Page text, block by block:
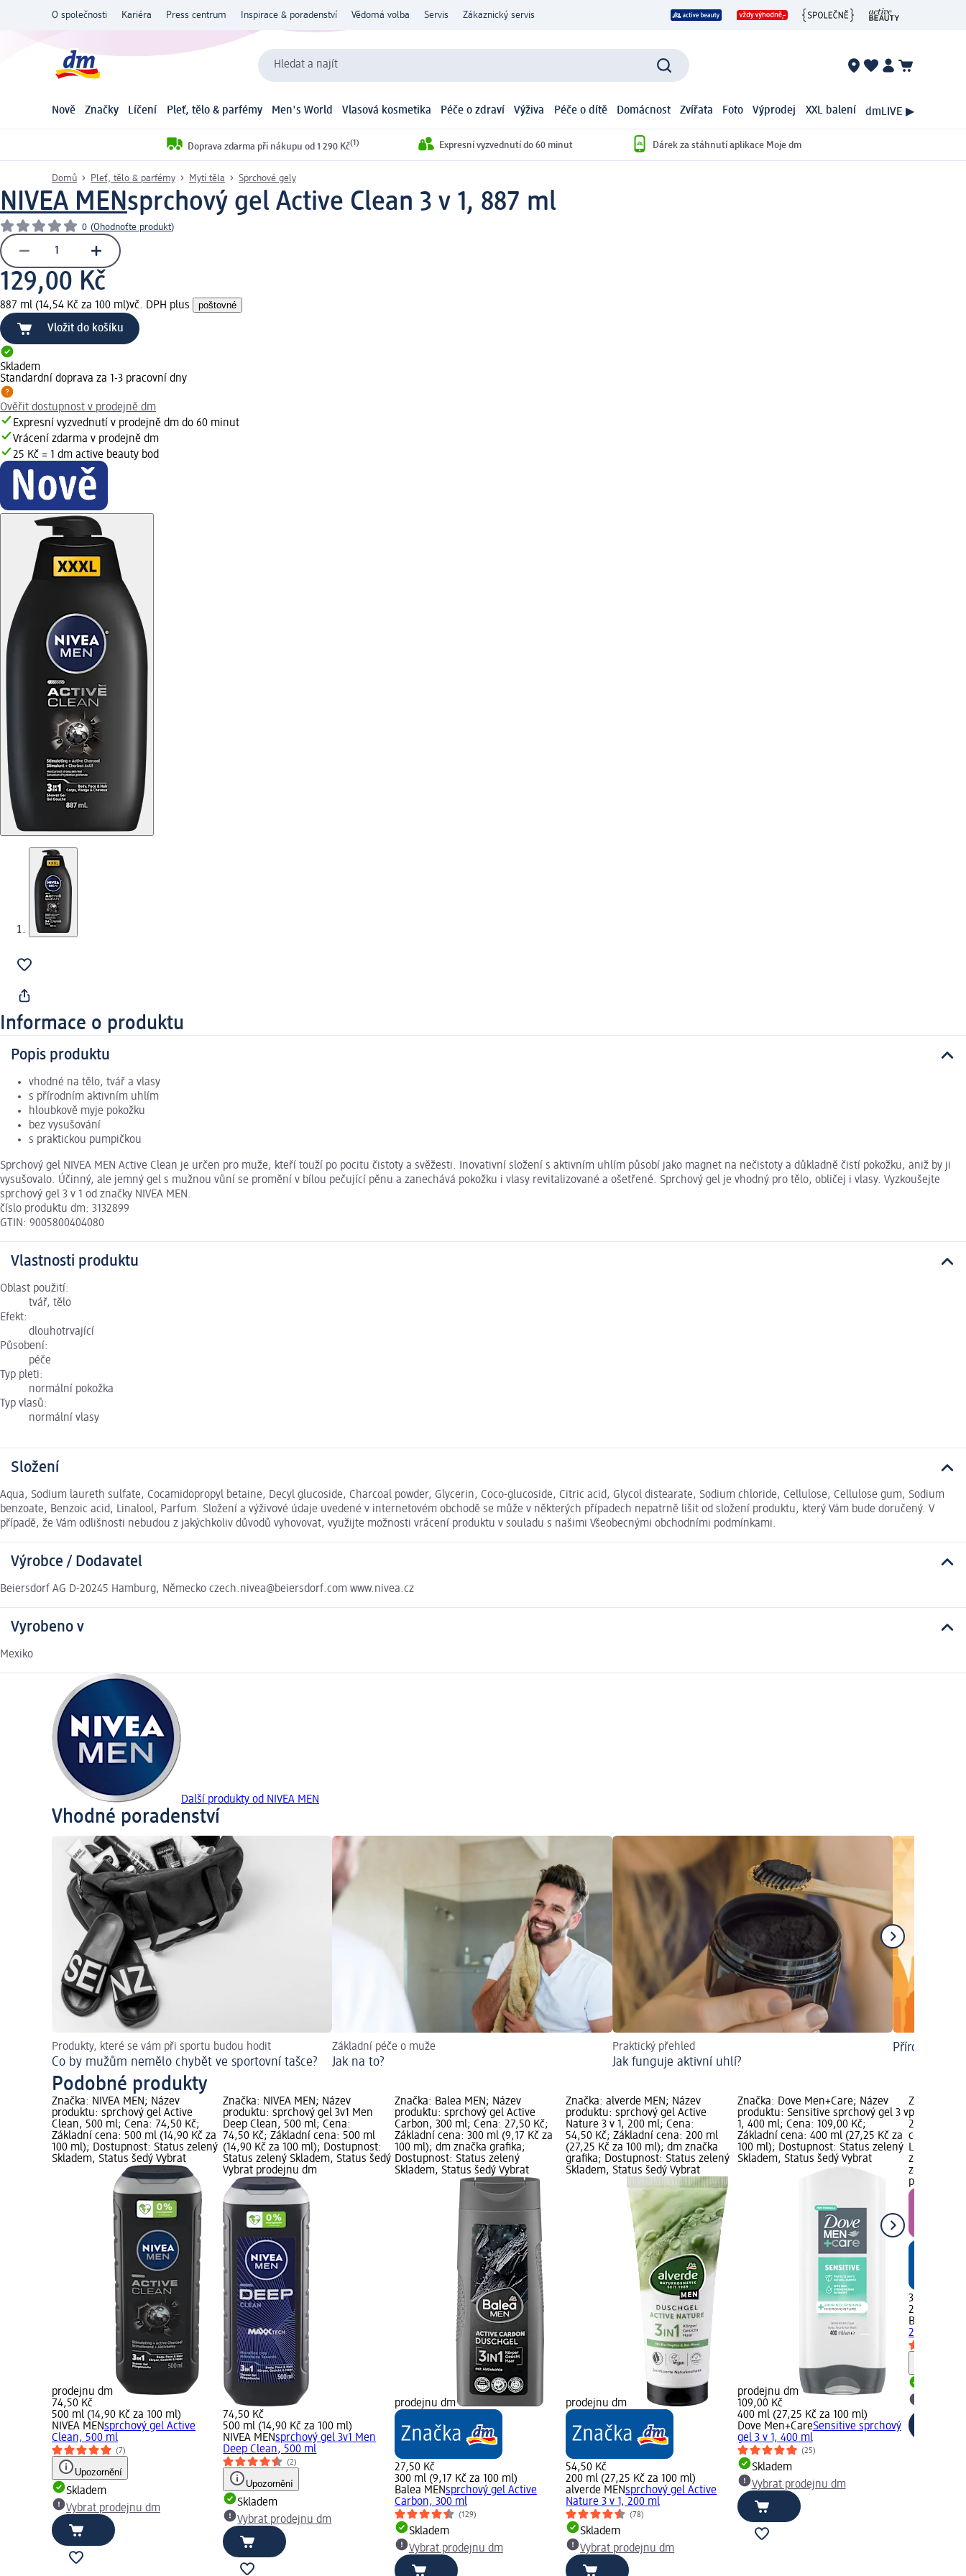
O společnosti Kariéra Press centrum Inspirace & poradenství Vědomá volba Servis Zákaznický servis
Hledat a najít
Nově Značky Líčení Pleť, tělo & parfémy Men's World Vlasová kosmetika Péče o zdraví Výživa Péče o dítě Domácnost Zvířata Foto Výprodej XXL balení dmLIVE ▶
Doprava zdarma při nákupu od 1 290 Kč(1) Expresní vyzvednutí do 60 minut Dárek za stáhnutí aplikace Moje dm
Domů Pleť, tělo & parfémy Mytí těla Sprchové gely
NIVEA MENsprchový gel Active Clean 3 v 1, 887 ml
0 (Ohodnoťte produkt)
129,00 Kč
887 ml (14,54 Kč za 100 ml)vč. DPH plus poštovné
Vložit do košíku
Skladem
Standardní doprava za 1-3 pracovní dny
Ověřit dostupnost v prodejně dm
Expresní vyzvednutí v prodejně dm do 60 minut
Vrácení zdarma v prodejně dm
25 Kč = 1 dm active beauty bod
Informace o produktu
Popis produktu
vhodné na tělo, tvář a vlasy
s přírodním aktivním uhlím
hloubkově myje pokožku
bez vysušování
s praktickou pumpičkou
Sprchový gel NIVEA MEN Active Clean je určen pro muže, kteří touží po pocitu čistoty a svěžesti. Inovativní složení s aktivním uhlím působí jako magnet na nečistoty a důkladně čistí pokožku, aniž by ji
vysušovalo. Účinný, ale jemný gel s mužnou vůní se promění v bílou pečující pěnu a zanechává pokožku i vlasy revitalizované a ošetřené. Sprchový gel je vhodný pro tělo, obličej i vlasy. Vyzkoušejte
sprchový gel 3 v 1 od značky NIVEA MEN.
číslo produktu dm: 3132899
GTIN: 9005800404080
Vlastnosti produktu
Oblast použití:
tvář, tělo
Efekt:
dlouhotrvající
Působení:
péče
Typ pleti:
normální pokožka
Typ vlasů:
normální vlasy
Složení
Aqua, Sodium laureth sulfate, Cocamidopropyl betaine, Decyl glucoside, Charcoal powder, Glycerin, Coco-glucoside, Citric acid, Glycol distearate, Sodium chloride, Cellulose, Cellulose gum, Sodium
benzoate, Benzoic acid, Linalool, Parfum. Složení a výživové údaje uvedené v internetovém obchodě se může v některých případech nepatrně lišit od složení produktu, který Vám bude doručený. V
případě, že Vám odlišnosti nebudou z jakýchkoliv důvodů vyhovovat, využijte možnosti vrácení produktu v souladu s našimi Všeobecnými obchodními podmínkami.
Výrobce / Dodavatel
Beiersdorf AG D-20245 Hamburg, Německo czech.nivea@beiersdorf.com www.nivea.cz
Vyrobeno v
Mexiko
Další produkty od NIVEA MEN
Vhodné poradenství
Produkty, které se vám při sportu budou hodit
Co by mužům nemělo chybět ve sportovní tašce?
Základní péče o muže
Jak na to?
Praktický přehled
Jak funguje aktivní uhlí?
Přírodní
Podobné produkty
Značka: NIVEA MEN; Název
produktu: sprchový gel Active
Clean, 500 ml; Cena: 74,50 Kč;
Základní cena: 500 ml (14,90 Kč za
100 ml); Dostupnost: Status zelený
Skladem, Status šedý Vybrat
prodejnu dm
74,50 Kč
500 ml (14,90 Kč za 100 ml)
NIVEA MENsprchový gel Active
Clean, 500 ml
(7)
Upozornění
Skladem
Vybrat prodejnu dm
Značka: NIVEA MEN; Název
produktu: sprchový gel 3v1 Men
Deep Clean, 500 ml; Cena:
74,50 Kč; Základní cena: 500 ml
(14,90 Kč za 100 ml); Dostupnost:
Status zelený Skladem, Status šedý
Vybrat prodejnu dm
74,50 Kč
500 ml (14,90 Kč za 100 ml)
NIVEA MENsprchový gel 3v1 Men
Deep Clean, 500 ml
(2)
Upozornění
Skladem
Vybrat prodejnu dm
Značka: Balea MEN; Název
produktu: sprchový gel Active
Carbon, 300 ml; Cena: 27,50 Kč;
Základní cena: 300 ml (9,17 Kč za
100 ml); dm značka grafika;
Dostupnost: Status zelený
Skladem, Status šedý Vybrat
prodejnu dm
27,50 Kč
300 ml (9,17 Kč za 100 ml)
Balea MENsprchový gel Active
Carbon, 300 ml
(129)
Skladem
Vybrat prodejnu dm
Značka: alverde MEN; Název
produktu: sprchový gel Active
Nature 3 v 1, 200 ml; Cena:
54,50 Kč; Základní cena: 200 ml
(27,25 Kč za 100 ml); dm značka
grafika; Dostupnost: Status zelený
Skladem, Status šedý Vybrat
prodejnu dm
54,50 Kč
200 ml (27,25 Kč za 100 ml)
alverde MENsprchový gel Active
Nature 3 v 1, 200 ml
(78)
Skladem
Vybrat prodejnu dm
Značka: Dove Men+Care; Název
produktu: Sensitive sprchový gel 3 v
1, 400 ml; Cena: 109,00 Kč;
Základní cena: 400 ml (27,25 Kč za
100 ml); Dostupnost: Status zelený
Skladem, Status šedý Vybrat
prodejnu dm
109,00 Kč
400 ml (27,25 Kč za 100 ml)
Dove Men+CareSensitive sprchový
gel 3 v 1, 400 ml
(25)
Skladem
Vybrat prodejnu dm
Značka:
produktu:
250 ml;
cena: 250
Limitovaná
značka
zelený
prodejnu
32,50 Kč
250 ml
Balea MEN
250 ml